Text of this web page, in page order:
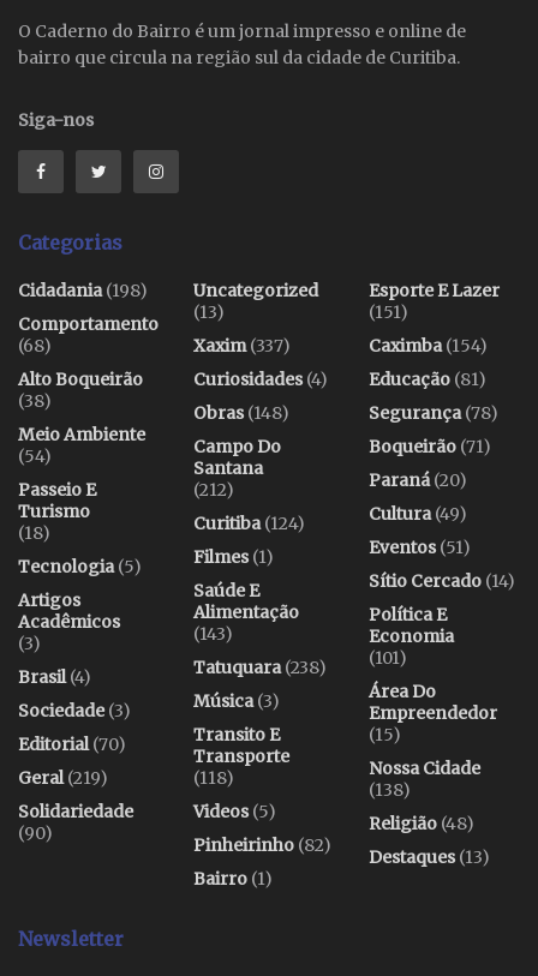
O Caderno do Bairro é um jornal impresso e online de
bairro que circula na região sul da cidade de Curitiba.
Siga-nos
Categorias
Cidadania(198)
Comportamento
(68)
Alto Boqueirão
(38)
Meio Ambiente
(54)
Passeio E
Turismo
(18)
Tecnologia(5)
Artigos
Acadêmicos
(3)
Brasil(4)
Sociedade(3)
Editorial(70)
Geral(219)
Solidariedade
(90)
Uncategorized
(13)
Xaxim(337)
Curiosidades(4)
Obras(148)
Campo Do
Santana
(212)
Curitiba(124)
Filmes(1)
Saúde E
Alimentação
(143)
Tatuquara(238)
Música(3)
Transito E
Transporte
(118)
Videos(5)
Pinheirinho (82)
Bairro (1)
Esporte E Lazer
(151)
Caximba(154)
Educação (81)
Segurança(78)
Boqueirão (71)
Paraná(20)
Cultura(49)
Eventos(51)
Sítio Cercado (14)
Política E
Economia
(101)
Área Do
Empreendedor
(15)
Nossa Cidade
(138)
Religião (48)
Destaques(13)
Newsletter